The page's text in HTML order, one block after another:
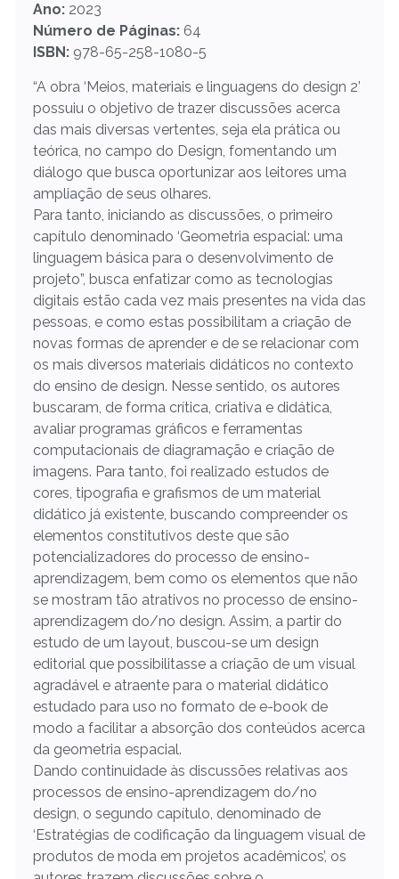
Ano: 2023
Número de Páginas: 64
ISBN: 978-65-258-1080-5
“A obra ‘Meios, materiais e linguagens do design 2’
possuiu o objetivo de trazer discussões acerca
das mais diversas vertentes, seja ela prática ou
teórica, no campo do Design, fomentando um
diálogo que busca oportunizar aos leitores uma
ampliação de seus olhares.
Para tanto, iniciando as discussões, o primeiro
capítulo denominado ‘Geometria espacial: uma
linguagem básica para o desenvolvimento de
projeto”, busca enfatizar como as tecnologias
digitais estão cada vez mais presentes na vida das
pessoas, e como estas possibilitam a criação de
novas formas de aprender e de se relacionar com
os mais diversos materiais didáticos no contexto
do ensino de design. Nesse sentido, os autores
buscaram, de forma crítica, criativa e didática,
avaliar programas gráficos e ferramentas
computacionais de diagramação e criação de
imagens. Para tanto, foi realizado estudos de
cores, tipografia e grafismos de um material
didático já existente, buscando compreender os
elementos constitutivos deste que são
potencializadores do processo de ensino-
aprendizagem, bem como os elementos que não
se mostram tão atrativos no processo de ensino-
aprendizagem do/no design. Assim, a partir do
estudo de um layout, buscou-se um design
editorial que possibilitasse a criação de um visual
agradável e atraente para o material didático
estudado para uso no formato de e-book de
modo a facilitar a absorção dos conteúdos acerca
da geometria espacial.
Dando continuidade às discussões relativas aos
processos de ensino-aprendizagem do/no
design, o segundo capítulo, denominado de
‘Estratégias de codificação da linguagem visual de
produtos de moda em projetos acadêmicos’, os